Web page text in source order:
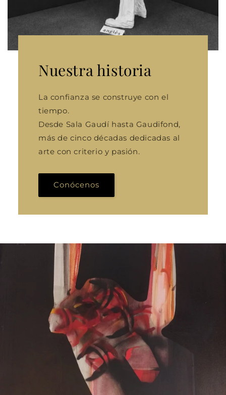
Nuestra historia
La confianza se construye con el
tiempo.
Desde Sala Gaudí hasta Gaudifond,
más de cinco décadas dedicadas al
arte con criterio y pasión.
Conócenos